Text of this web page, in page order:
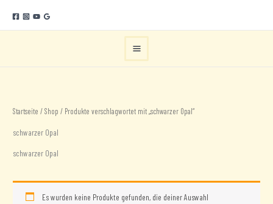
Inhalt
springen
Startseite /Shop / Produkte verschlagwortet mit „schwarzer Opal“
schwarzer Opal
schwarzer Opal
Es wurden keine Produkte gefunden, die deiner Auswahl